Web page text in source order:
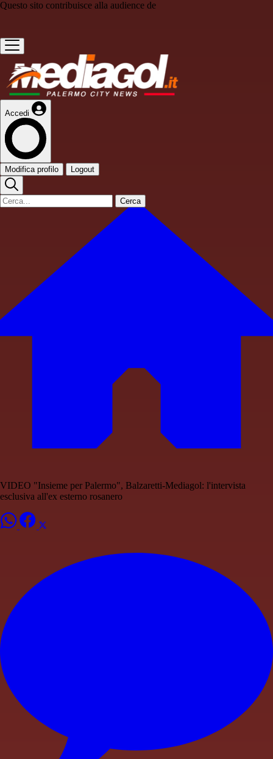
Questo sito contribuisce alla audience de
Accedi
Modifica profilo Logout
Cerca
VIDEO "Insieme per Palermo", Balzaretti-Mediagol: l'intervista
esclusiva all'ex esterno rosanero